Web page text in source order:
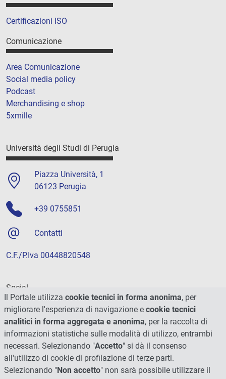
Certificazioni ISO
Comunicazione
Area Comunicazione
Social media policy
Podcast
Merchandising e shop
5xmille
Università degli Studi di Perugia
Piazza Università, 1
06123 Perugia
+39 0755851
Contatti
C.F./P.Iva 00448820548
Social
Il Portale utilizza cookie tecnici in forma anonima, per
migliorare l'esperienza di navigazione e cookie tecnici
analitici in forma aggregata e anonima, per la raccolta di
informazioni statistiche sulle modalità di utilizzo, entrambi
necessari. Selezionando "Accetto" si dà il consenso
all'utilizzo di cookie di profilazione di terze parti.
Selezionando "Non accetto" non sarà possibile utilizzare il